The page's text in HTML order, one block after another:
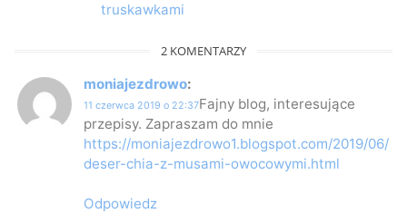
truskawkami
2 KOMENTARZY
moniajezdrowo:
11 czerwca 2019 o 22:37Fajny blog, interesujące
przepisy. Zapraszam do mnie
https://moniajezdrowo1.blogspot.com/2019/06/
deser-chia-z-musami-owocowymi.html
Odpowiedz